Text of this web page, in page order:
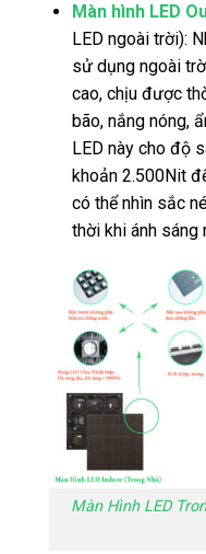
Màn hình LED
LED ngoài trời):
sử dụng ngoài
cao, chịu được
bão, nắng nóng,
LED này cho độ
khoản 2.500Nit
có thể nhìn sắc
thời khi ánh sáng
Màn Hình LED